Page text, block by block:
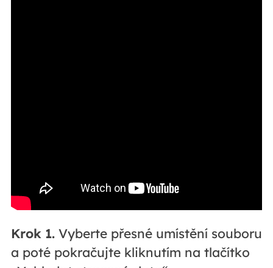
Krok 1.Vyberte přesné umístění souboru
a poté pokračujte kliknutím na tlačítko